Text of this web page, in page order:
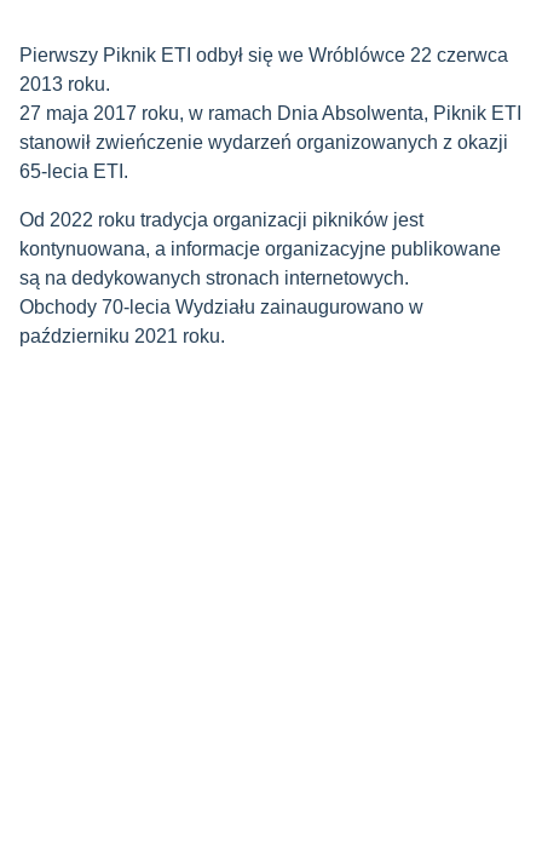
Pierwszy Piknik ETI odbył się we Wróblówce 22 czerwca
2013 roku.
27 maja 2017 roku, w ramach Dnia Absolwenta, Piknik ETI
stanowił zwieńczenie wydarzeń organizowanych z okazji
65-lecia ETI.
Od 2022 roku tradycja organizacji pikników jest
kontynuowana, a informacje organizacyjne publikowane
są na dedykowanych stronach internetowych.
Obchody 70-lecia Wydziału zainaugurowano w
październiku 2021 roku.